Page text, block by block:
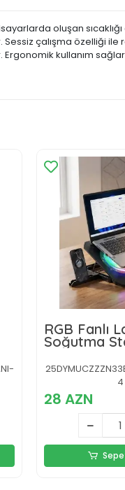
oluşan
çalışma özelliği ile
kullanım
RGB Fanlı
Soğutma
Girişli
Yükseltici
4
28 AZN